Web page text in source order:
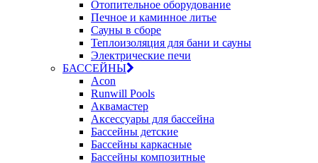
Отопительное оборудование
Печное и каминное литье
Сауны в сборе
Теплоизоляция для бани и сауны
Электрические печи
БАССЕЙНЫ
Acon
Runwill Pools
Аквамастер
Аксессуары для бассейна
Бассейны детские
Бассейны каркасные
Бассейны композитные